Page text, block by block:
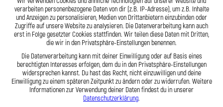
Das spart Kosten und vermittelt dauerhaft ein sicheres Gefühl beim
Fahren. Unsere ausjustierbaren, verdrehbaren Anschlüsse ermöglichen
eine drallfreie und spannungsfreie Verlegung. Ob Sonderanfertigung
oder anbaufertiges Stahlflex-Kit – jede Leitung wird passgenau und
präzise gefertigt. Mit den Stahlflex-Bremsleitungen von Lothar Spiegler
Kfz-Leitungen GmbH entscheiden Sie sich für echte deutsche Qualität,
höchste Sicherheit und ein Produkt, das hält, was es verspricht.
Hier zu unserem Video „Stahlflex vs. Gummi“
verarbeiten personenbezogene Daten von dir (z.B. IP-Adresse), um z.B. Inhalte
und Anzeigen zu personalisieren, Medien von Drittanbietern einzubinden oder
Zugriffe auf unsere Website zu analysieren. Die Datenverarbeitung kann auch
erst in Folge gesetzter Cookies stattfinden. Wir teilen diese Daten mit Dritten,
die wir in den Privatsphäre-Einstellungen benennen.
Die Datenverarbeitung kann mit deiner Einwilligung oder auf Basis eines
berechtigten Interesses erfolgen, dem du in den Privatsphäre-Einstellungen
widersprechen kannst. Du hast das Recht, nicht einzuwilligen und deine
Einwilligung zu einem späteren Zeitpunkt zu ändern oder zu widerrufen. Weitere
Informationen zur Verwendung deiner Daten findest du in unserer
Datenschutzerklärung.